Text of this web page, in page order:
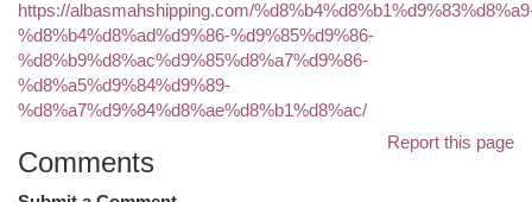
https://albasmahshipping.com/
%d8%b4%d8%ad%d9%86-%d9%85%d9%86-
%d8%b9%d8%ac%d9%85%d8%a7%d9%86-
%d8%a5%d9%84%d9%89-
%d8%a7%d9%84%d8%ae%d8%b1%d8%ac/
Report this page
Comments